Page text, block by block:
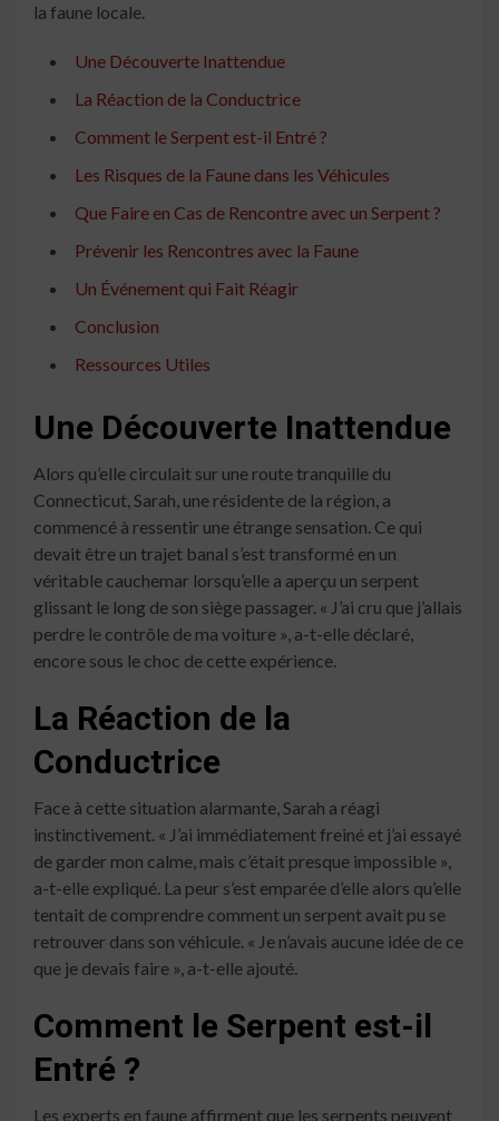
la faune locale.
Une Découverte Inattendue
La Réaction de la Conductrice
Comment le Serpent est-il Entré ?
Les Risques de la Faune dans les Véhicules
Que Faire en Cas de Rencontre avec un Serpent ?
Prévenir les Rencontres avec la Faune
Un Événement qui Fait Réagir
Conclusion
Ressources Utiles
Une Découverte Inattendue
Alors qu’elle circulait sur une route tranquille du
Connecticut, Sarah, une résidente de la région, a
commencé à ressentir une étrange sensation. Ce qui
devait être un trajet banal s’est transformé en un
véritable cauchemar lorsqu’elle a aperçu un serpent
glissant le long de son siège passager. « J’ai cru que j’allais
perdre le contrôle de ma voiture », a-t-elle déclaré,
encore sous le choc de cette expérience.
La Réaction de la
Conductrice
Face à cette situation alarmante, Sarah a réagi
instinctivement. « J’ai immédiatement freiné et j’ai essayé
de garder mon calme, mais c’était presque impossible »,
a-t-elle expliqué. La peur s’est emparée d’elle alors qu’elle
tentait de comprendre comment un serpent avait pu se
retrouver dans son véhicule. « Je n’avais aucune idée de ce
que je devais faire », a-t-elle ajouté.
Comment le Serpent est-il
Entré ?
Les experts en faune affirment que les serpents peuvent